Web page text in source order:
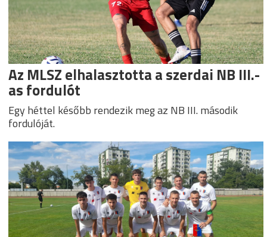
Az MLSZ elhalasztotta a szerdai NB III.-
as fordulót
Egy héttel később rendezik meg az NB III. második
fordulóját.